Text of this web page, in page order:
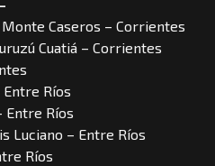
Caseros – Corrientes
Cuatiá – Corrientes
Ríos
Entre Ríos
Luciano – Entre Ríos
Ríos